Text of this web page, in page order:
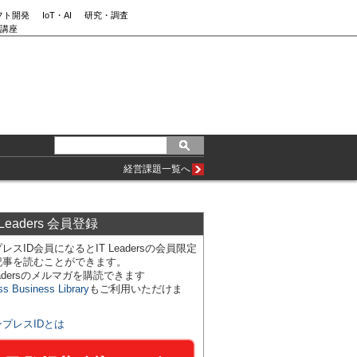
ト開発 IoT・AI
研究・調査
座
経営課題一覧へ
会員登録
スID会員になるとIT Leadersの会員限定
を読むことができます。
のメルマガを購読できます
Business Libraryもご利用いただけま
プレスIDとは